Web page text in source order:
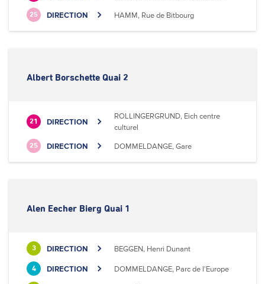
25 DIRECTION HAMM, Rue de Bitbourg
Albert Borschette Quai 2
21 DIRECTION
ROLLINGERGRUND, Eich centre
culturel
25 DIRECTION DOMMELDANGE, Gare
Alen Eecher Bierg Quai 1
3 DIRECTION BEGGEN, Henri Dunant
4 DIRECTION DOMMELDANGE, Parc de l'Europe